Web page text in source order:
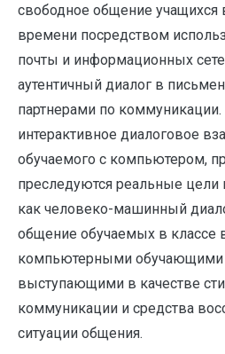
свободное общение учащихся
времени посредством
почты и информационных
аутентичный диалог в
партнерами по
интерактивное диалоговое
обучаемого с компьютером,
преследуются реальные цели
как человеко-машинный
общение обучаемых в классе
компьютерными обучающими
выступающими в качестве
коммуникации и средства
ситуации общения.